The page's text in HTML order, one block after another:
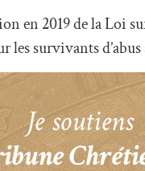
en 2019 de la Loi
survivants d’abus